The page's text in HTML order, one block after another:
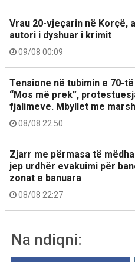
Vrau 20-vjeçarin në Korçë,
autori i dyshuar i krimit
09/08 00:09
Tensione në tubimin e 70-
“Mos më prek”,
fjalimeve. Mbyllet me
08/08 22:50
Zjarr me përmasa të
jep urdhër evakuimi për
zonat e banuara
08/08 22:27
Na ndiqni: